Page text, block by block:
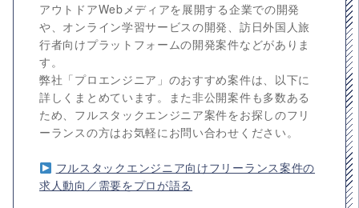
アウトドアWebメディアを展開する企業での開発
や、オンライン学習サービスの開発、訪日外国人旅
行者向けプラットフォームの開発案件などがありま
す。
弊社「プロエンジニア」のおすすめ案件は、以下に
詳しくまとめています。また非公開案件も多数ある
ため、フルスタックエンジニア案件をお探しのフリ
ーランスの方はお気軽にお問い合わせください。
フルスタックエンジニア向けフリーランス案件の
求人動向／需要をプロが語る